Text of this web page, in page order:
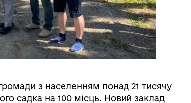
з населенням понад 21 тисячу
садка на 100 місць. Новий заклад